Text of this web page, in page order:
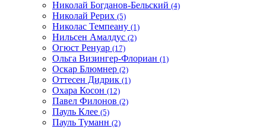
Николай Богданов-Бельский (4)
Николай Рерих (5)
Николас Темпеану (1)
Нильсен Амалдус (2)
Огюст Ренуар (17)
Ольга Визингер-Флориан (1)
Оскар Блюмнер (2)
Оттесен Дидрик (1)
Охара Косон (12)
Павел Филонов (2)
Пауль Клее (5)
Пауль Туманн (2)